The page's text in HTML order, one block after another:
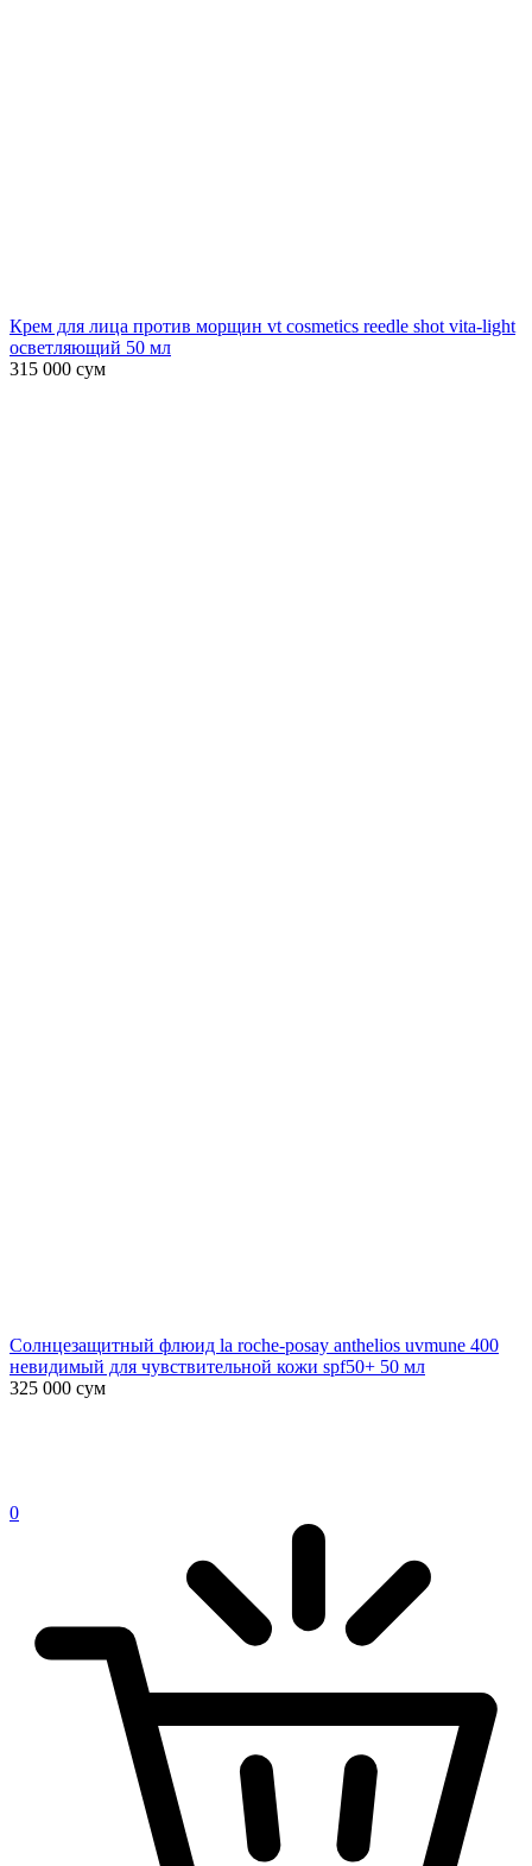
Крем для лица против морщин vt cosmetics reedle shot vita-light
осветляющий 50 мл
315 000 сум
Солнцезащитный флюид la roche-posay anthelios uvmune 400
невидимый для чувствительной кожи spf50+ 50 мл
325 000 сум
0